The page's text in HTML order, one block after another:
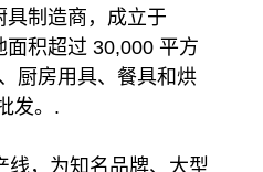
具制造商，成立于
积超过 30,000 平方
厨房用具、餐具和烘
发。.
线，为知名品牌、大型